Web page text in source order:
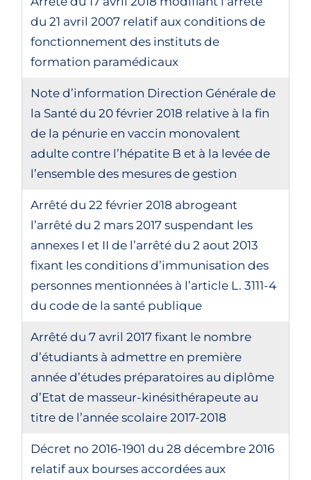
du 21 avril 2007 relatif aux conditions de
fonctionnement des instituts de
formation paramédicaux
Note d’information Direction Générale de
la Santé du 20 février 2018 relative à la fin
de la pénurie en vaccin monovalent
adulte contre l’hépatite B et à la levée de
l’ensemble des mesures de gestion
Arrêté du 22 février 2018 abrogeant
l’arrêté du 2 mars 2017 suspendant les
annexes I et II de l’arrêté du 2 aout 2013
fixant les conditions d’immunisation des
personnes mentionnées à l’article L. 3111-4
du code de la santé publique
Arrêté du 7 avril 2017 fixant le nombre
d’étudiants à admettre en première
année d’études préparatoires au diplôme
d’Etat de masseur-kinésithérapeute au
titre de l’année scolaire 2017-2018
Décret no 2016-1901 du 28 décembre 2016
relatif aux bourses accordées aux